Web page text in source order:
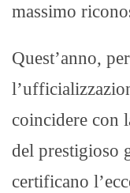
massimo
Quest’anno,
coincidere con
del prestigioso
certificano